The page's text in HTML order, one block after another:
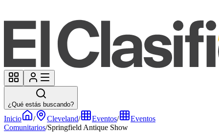
¿Qué estás buscando?
Inicio / Cleveland/ Eventos/
Eventos
Comunitarios/Springfield Antique Show